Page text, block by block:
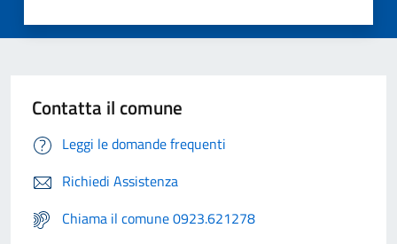
Contatta il comune
Leggi le domande frequenti
Richiedi Assistenza
Chiama il comune 0923.621278